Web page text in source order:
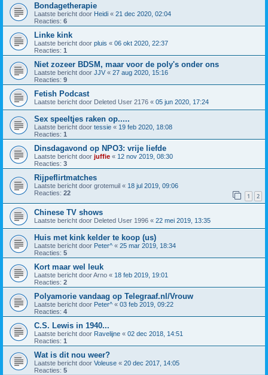
Bondagetherapie
Laatste bericht door Heidi « 21 dec 2020, 02:04
Reacties: 6
Linke kink
Laatste bericht door pluis « 06 okt 2020, 22:37
Reacties: 1
Niet zozeer BDSM, maar voor de poly's onder ons
Laatste bericht door JJV « 27 aug 2020, 15:16
Reacties: 9
Fetish Podcast
Laatste bericht door Deleted User 2176 « 05 jun 2020, 17:24
Sex speeltjes raken op.....
Laatste bericht door tessie « 19 feb 2020, 18:08
Reacties: 1
Dinsdagavond op NPO3: vrije liefde
Laatste bericht door juffie « 12 nov 2019, 08:30
Reacties: 3
Rijpeflirtmatches
Laatste bericht door grotemuil « 18 jul 2019, 09:06
Reacties: 22 1 2
Chinese TV shows
Laatste bericht door Deleted User 1996 « 22 mei 2019, 13:35
Huis met kink kelder te koop (us)
Laatste bericht door Peter^ « 25 mar 2019, 18:34
Reacties: 5
Kort maar wel leuk
Laatste bericht doorArno « 18 feb 2019, 19:01
Reacties: 2
Polyamorie vandaag op Telegraaf.nl/Vrouw
Laatste bericht door Peter^ « 03 feb 2019, 09:22
Reacties: 4
C.S. Lewis in 1940...
Laatste bericht door Ravelijne « 02 dec 2018, 14:51
Reacties: 1
Wat is dit nou weer?
Laatste bericht door Voleuse « 20 dec 2017, 14:05
Reacties: 5